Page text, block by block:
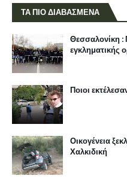
ΤΑ ΠΙΟ ΔΙΑΒΑΣΜΕΝΑ
Θεσσαλονίκη :
εγκληματικής
Ποιοι
Οικογένεια
Χαλκιδική